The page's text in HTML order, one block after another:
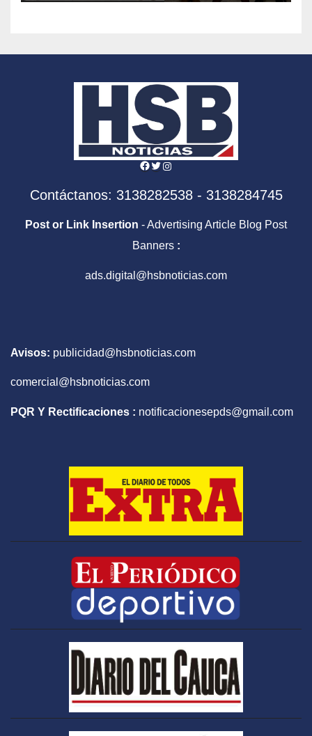
Facebook
Twitter
Instagram
Contáctanos: 3138282538 - 3138284745
Post or Link Insertion - Advertising Article Blog Post
Banners :
ads.digital@hsbnoticias.com
Avisos: publicidad@hsbnoticias.com
comercial@hsbnoticias.com
PQR Y Rectificaciones : notificacionesepds@gmail.com